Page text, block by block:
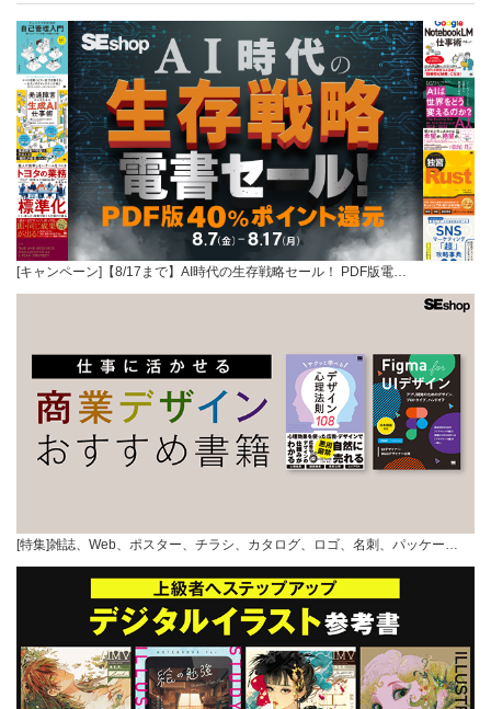
[キャンペーン]【8/17まで】AI時代の生存戦略セール！ PDF版電…
[特集]雑誌、Web、ポスター、チラシ、カタログ、ロゴ、名刺、パッケー…